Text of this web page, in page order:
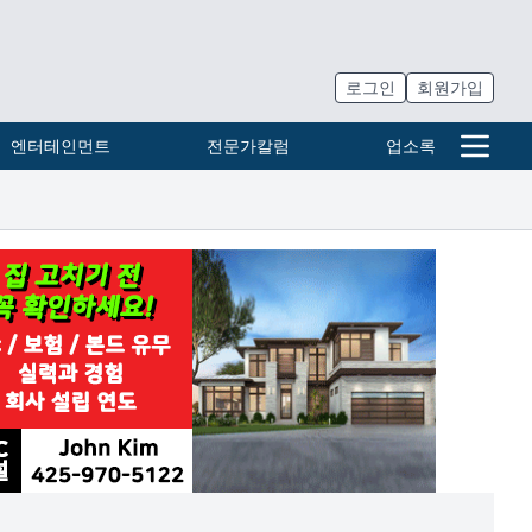
로그인 회원가입
엔터테인먼트 전문가칼럼 업소록